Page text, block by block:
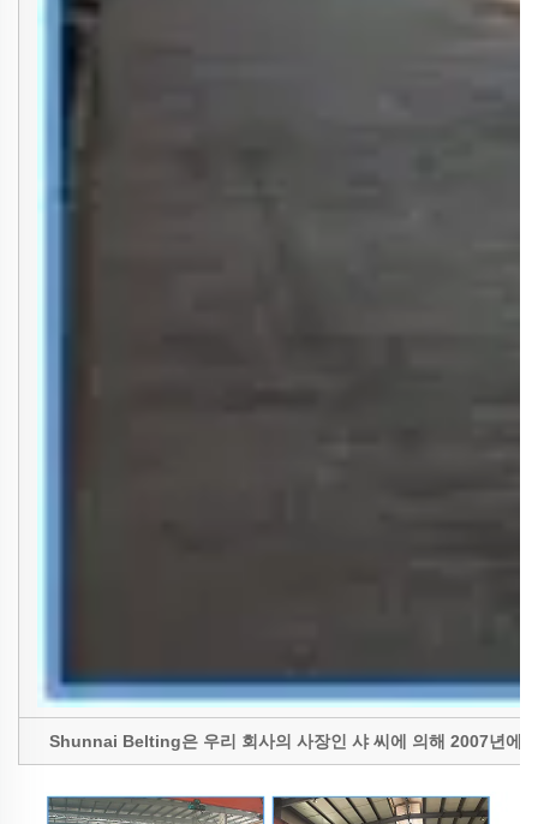
Shunnai Belting은 우리 회사의 사장인 샤 씨에 의해 2007년에